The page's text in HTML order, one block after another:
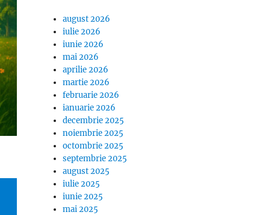
august 2026
iulie 2026
iunie 2026
mai 2026
aprilie 2026
martie 2026
februarie 2026
ianuarie 2026
decembrie 2025
noiembrie 2025
octombrie 2025
septembrie 2025
august 2025
iulie 2025
iunie 2025
mai 2025